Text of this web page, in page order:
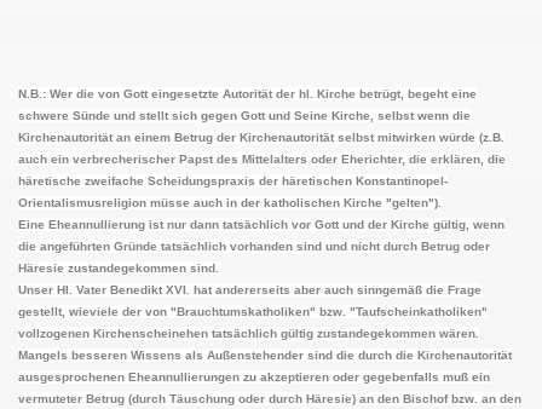
N.B.: Wer die von Gott eingesetzte Autorität der hl. Kirche betrügt, begeht eine
schwere Sünde und stellt sich gegen Gott und Seine Kirche, selbst wenn die
Kirchenautorität an einem Betrug der Kirchenautorität selbst mitwirken würde (z.B.
auch ein verbrecherischer Papst des Mittelalters oder Eherichter, die erklären, die
häretische zweifache Scheidungspraxis der häretischen Konstantinopel-
Orientalismusreligion müsse auch in der katholischen Kirche "gelten").
Eine Eheannullierung ist nur dann tatsächlich vor Gott und der Kirche gültig, wenn
die angeführten Gründe tatsächlich vorhanden sind und nicht durch Betrug oder
Häresie zustandegekommen sind.
Unser Hl. Vater Benedikt XVI. hat andererseits aber auch sinngemäß die Frage
gestellt, wieviele der von "Brauchtumskatholiken" bzw. "Taufscheinkatholiken"
vollzogenen Kirchenscheinehen tatsächlich gültig zustandegekommen wären.
Mangels besseren Wissens als Außenstehender sind die durch die Kirchenautorität
ausgesprochenen Eheannullierungen zu akzeptieren oder gegebenfalls muß ein
vermuteter Betrug (durch Täuschung oder durch Häresie) an den Bischof bzw. an den
Protestantismus, des ehemaligen protestantischen
AB ECCLESIA CATHOLICA (DER GÜLTIGE
REICH 800-1806 A.D. (Das II. Römische